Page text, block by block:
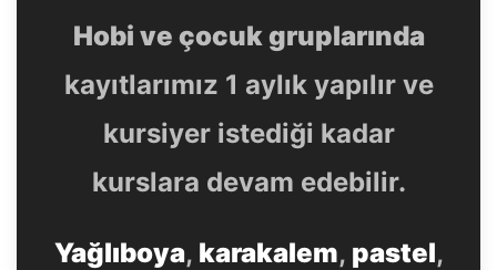
Hobi ve çocuk gruplarında
kayıtlarımız 1 aylık yapılır ve
kursiyer istediği kadar
kurslara devam edebilir.
Yağlıboya, karakalem, pastel,